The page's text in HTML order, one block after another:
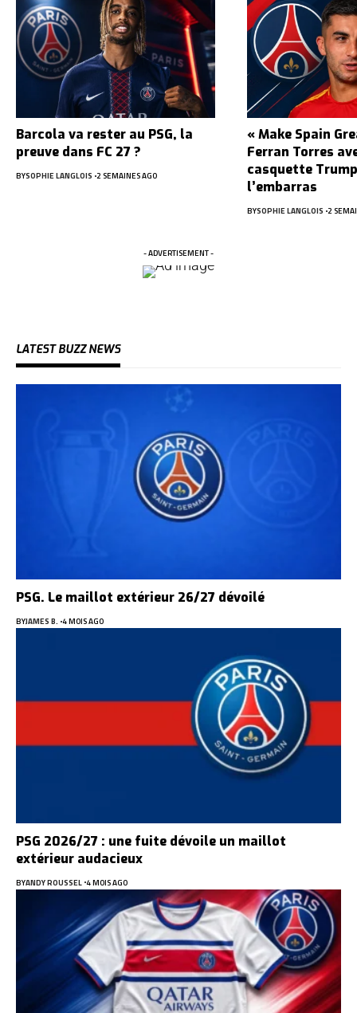
Barcola va rester au PSG, la
preuve dans FC 27 ?
BYSOPHIE LANGLOIS 2 SEMAINES AGO
« Make Spain
Ferran Torres
casquette
l’embarras
BYSOPHIE LANGLOIS 2
- ADVERTISEMENT -
LATEST BUZZ NEWS
PSG. Le maillot extérieur 26/27 dévoilé
BYJAMES B. 4 MOIS AGO
PSG 2026/27 : une fuite dévoile un maillot
extérieur audacieux
BYANDY ROUSSEL 4 MOIS AGO